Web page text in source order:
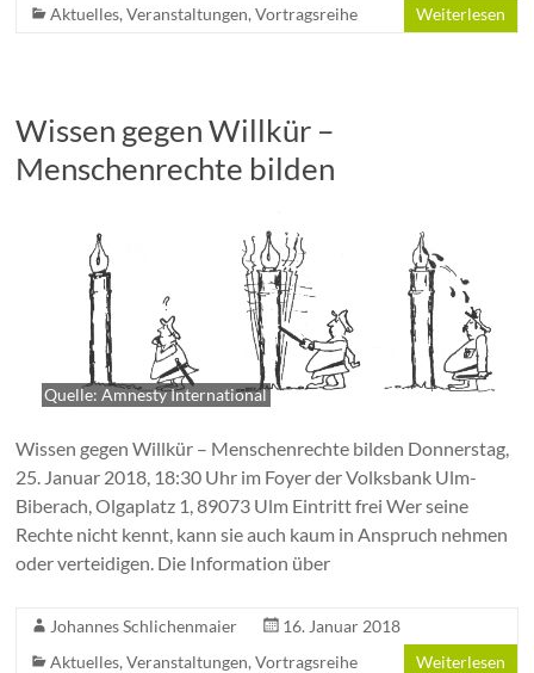
Aktuelles,Veranstaltungen,Vortragsreihe Weiterlesen
Wissen gegen Willkür –
Menschenrechte bilden
Quelle: Amnesty International
Wissen gegen Willkür – Menschenrechte bilden Donnerstag,
25. Januar 2018, 18:30 Uhr im Foyer der Volksbank Ulm-
Biberach, Olgaplatz 1, 89073 Ulm Eintritt frei Wer seine
Rechte nicht kennt, kann sie auch kaum in Anspruch nehmen
oder verteidigen. Die Information über
Johannes Schlichenmaier
16. Januar 2018
Aktuelles,Veranstaltungen,Vortragsreihe Weiterlesen